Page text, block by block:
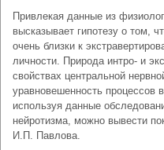
Привлекая данные из
высказывает гипотезу о том,
очень близки к
личности. Природа интро- и
свойствах центральной
уравновешенность процессов
используя данные
нейротизма, можно вывести
И.П. Павлова.